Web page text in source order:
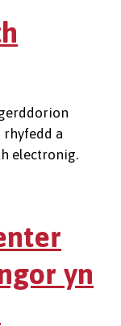
rhyfedd a
electronig.
yn